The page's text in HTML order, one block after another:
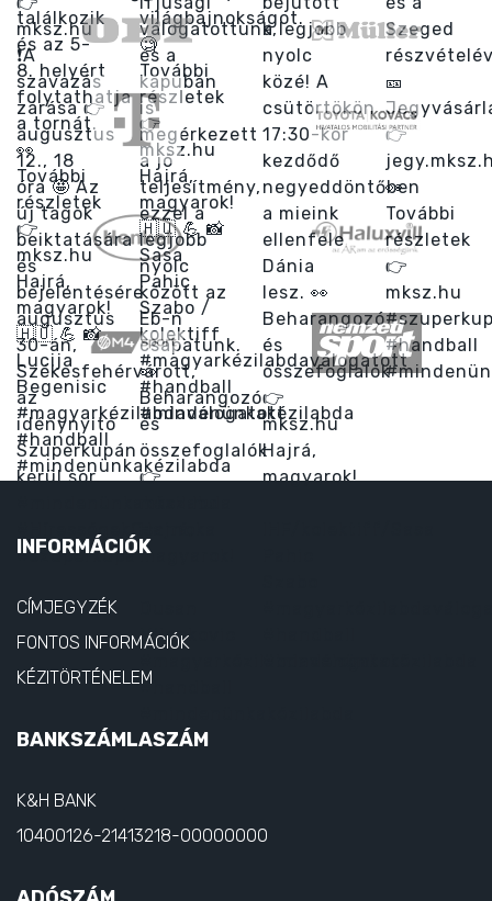
INFORMÁCIÓK
CÍMJEGYZÉK
FONTOS INFORMÁCIÓK
KÉZITÖRTÉNELEM
BANKSZÁMLASZÁM
K&H BANK
10400126-21413218-00000000